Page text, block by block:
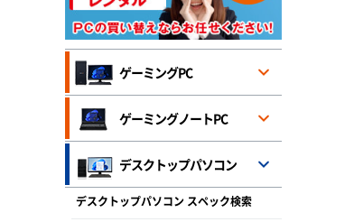
ゲーミングPC
ゲーミングノートPC
デスクトップパソコン
デスクトップパソコン スペック検索